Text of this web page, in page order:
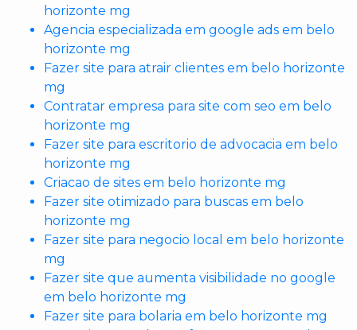
horizonte mg
Agencia especializada em google ads em belo
horizonte mg
Fazer site para atrair clientes em belo horizonte
mg
Contratar empresa para site com seo em belo
horizonte mg
Fazer site para escritorio de advocacia em belo
horizonte mg
Criacao de sites em belo horizonte mg
Fazer site otimizado para buscas em belo
horizonte mg
Fazer site para negocio local em belo horizonte
mg
Fazer site que aumenta visibilidade no google
em belo horizonte mg
Fazer site para bolaria em belo horizonte mg